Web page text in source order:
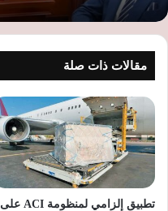
مقالات ذات صلة
تطبيق إلزامي لمنظومة ACI على